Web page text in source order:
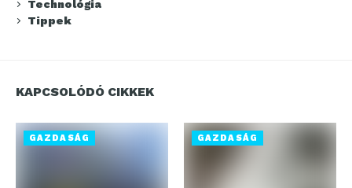
Technológia
Tippek
KAPCSOLÓDÓ CIKKEK
GAZDASÁG GAZDASÁG